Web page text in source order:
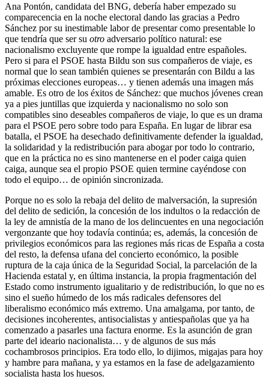
Ana Pontón, candidata del BNG, debería haber empezado su
comparecencia en la noche electoral dando las gracias a Pedro
Sánchez por su inestimable labor de presentar como presentable lo
que tendría que ser su otro adversario político natural: ese
nacionalismo excluyente que rompe la igualdad entre españoles.
Pero si para el PSOE hasta Bildu son sus compañeros de viaje, es
normal que lo sean también quienes se presentarán con Bildu a las
próximas elecciones europeas… y tienen además una imagen más
amable. Es otro de los éxitos de Sánchez: que muchos jóvenes crean
ya a pies juntillas que izquierda y nacionalismo no solo son
compatibles sino deseables compañeros de viaje, lo que es un drama
para el PSOE pero sobre todo para España. En lugar de librar esa
batalla, el PSOE ha desechado definitivamente defender la igualdad,
la solidaridad y la redistribución para abogar por todo lo contrario,
que en la práctica no es sino mantenerse en el poder caiga quien
caiga, aunque sea el propio PSOE quien termine cayéndose con
todo el equipo… de opinión sincronizada.
Porque no es solo la rebaja del delito de malversación, la supresión
del delito de sedición, la concesión de los indultos o la redacción de
la ley de amnistía de la mano de los delincuentes en una negociación
vergonzante que hoy todavía continúa; es, además, la concesión de
privilegios económicos para las regiones más ricas de España a costa
del resto, la defensa ufana del concierto económico, la posible
ruptura de la caja única de la Seguridad Social, la parcelación de la
Hacienda estatal y, en última instancia, la propia fragmentación del
Estado como instrumento igualitario y de redistribución, lo que no es
sino el sueño húmedo de los más radicales defensores del
liberalismo económico más extremo. Una amalgama, por tanto, de
decisiones incoherentes, antisocialistas y antiespañolas que ya ha
comenzado a pasarles una factura enorme. Es la asunción de gran
parte del ideario nacionalista… y de algunos de sus más
cochambrosos principios. Era todo ello, lo dijimos, migajas para hoy
y hambre para mañana, y ya estamos en la fase de adelgazamiento
socialista hasta los huesos.